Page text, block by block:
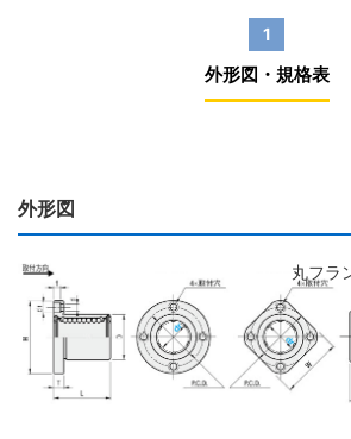
1
外形図・規格表
外形図
丸フラ